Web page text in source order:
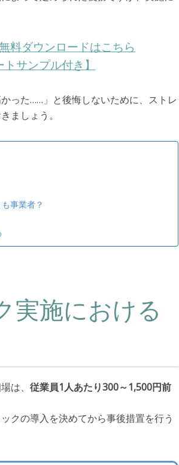
料ダウンロードはこちら
サンプル付き】
った……」と後悔しないために、ストレ
ましょう。
事業者？
実施における
は、 従業員1人あたり300～1,500円前
クの導入を決めてから事後措置を行う